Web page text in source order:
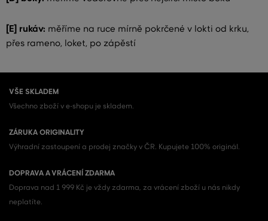
[E] rukáv: měříme na ruce mírně pokrčené v lokti od krku,
přes rameno, loket, po zápěstí
VŠE SKLADEM
Všechno zboží v e-shopu je skladem.
ZÁRUKA ORIGINALITY
Výhradní zastoupení a prodej značky v ČR. Kupujete 100% originál.
DOPRAVA A VRÁCENÍ ZDARMA
Doprava nad 1 999 Kč je vždy zdarma, za vrácení zboží u nás nikdy
neplatíte.